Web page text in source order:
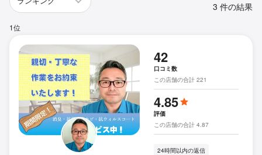
3 件の結果
1位
42
口コミ数
この店舗の合計 221
4.85
評価
この店舗の合計 4.87
24時間以内の返信